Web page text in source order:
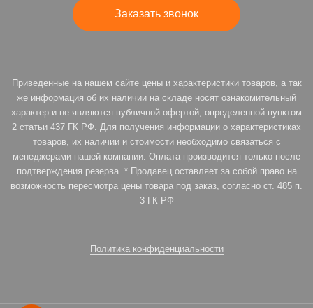
Заказать звонок
Приведенные на нашем сайте цены и характеристики товаров, а так
же информация об их наличии на складе носят ознакомительный
характер и не являются публичной офертой, определенной пунктом
2 статьи 437 ГК РФ. Для получения информации о характеристиках
товаров, их наличии и стоимости необходимо связаться с
менеджерами нашей компании. Оплата производится только после
подтверждения резерва. * Продавец оставляет за собой право на
возможность пересмотра цены товара под заказ, согласно ст. 485 п.
3 ГК РФ
Политика конфиденциальности